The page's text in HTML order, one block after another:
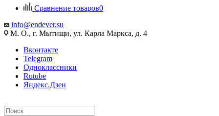
Сравнение товаров0
info@endever.su
М. О., г. Мытищи, ул. Карла Маркса, д. 4
Вконтакте
Telegram
Одноклассники
Rutube
Яндекс.Дзен